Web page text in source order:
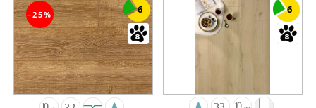
−25% 6 6